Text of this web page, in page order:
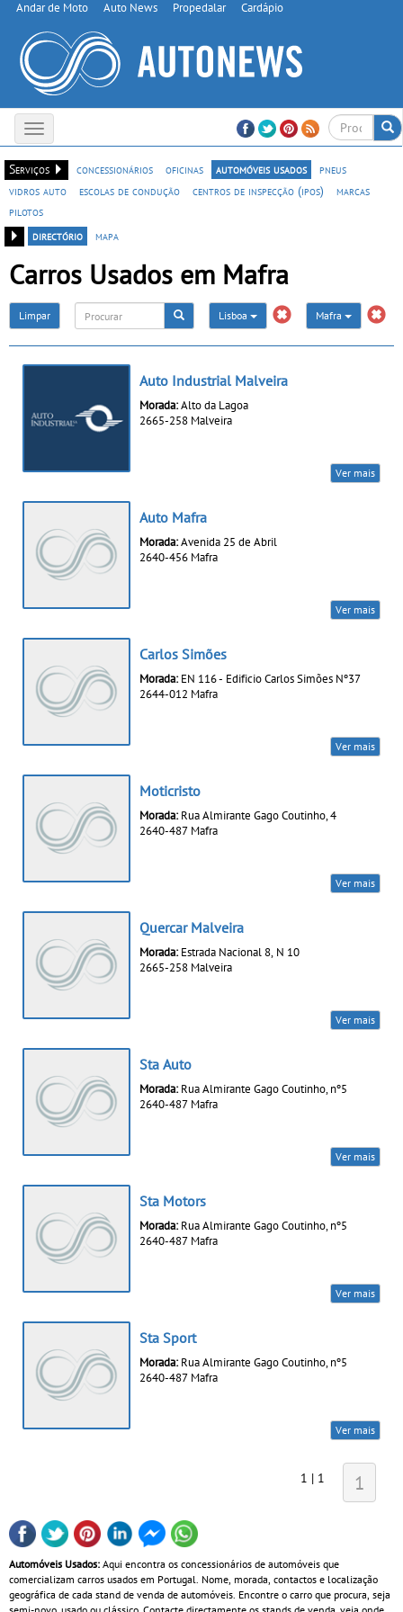
Andar de Moto Auto News Propedalar Cardápio
Toggle
navigation
Serviços
concessionários oficinas automóveis usados
pneus
vidros auto
escolas de condução centros de inspecção (ipos)
marcas
pilotos
directório
mapa
Carros Usados em Mafra
Limpar Lisboa Mafra
Auto Industrial Malveira
Morada:Alto da Lagoa
2665-258 Malveira
Ver mais
Auto Mafra
Morada:Avenida 25 de Abril
2640-456 Mafra
Ver mais
Carlos Simões
Morada: EN 116 - Edificio Carlos Simões Nº37
2644-012 Mafra
Ver mais
Moticristo
Morada: Rua Almirante Gago Coutinho, 4
2640-487 Mafra
Ver mais
Quercar Malveira
Morada: Estrada Nacional 8, N 10
2665-258 Malveira
Ver mais
Sta Auto
Morada: Rua Almirante Gago Coutinho, nº5
2640-487 Mafra
Ver mais
Sta Motors
Morada: Rua Almirante Gago Coutinho, nº5
2640-487 Mafra
Ver mais
Sta Sport
Morada: Rua Almirante Gago Coutinho, nº5
2640-487 Mafra
Ver mais
1 | 1 1
Automóveis Usados: Aqui encontra os concessionários de automóveis que
comercializam carros usados em Portugal. Nome, morada, contactos e localização
geográfica de cada stand de venda de automóveis. Encontre o carro que procura, seja